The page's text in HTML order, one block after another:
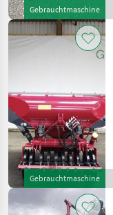
Gebrauchtmaschine
Gebrauchtmaschine